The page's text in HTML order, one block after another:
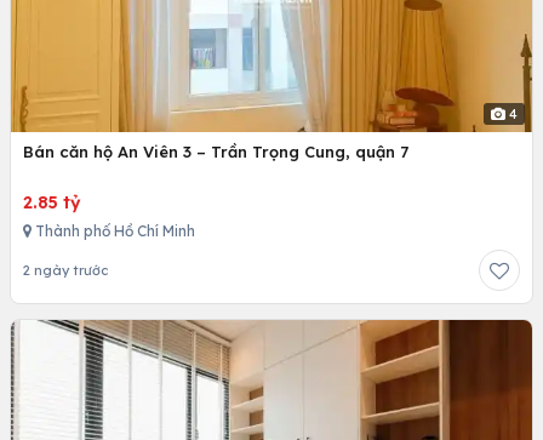
4
Bán căn hộ An Viên 3 – Trần Trọng Cung, quận 7
2.85 tỷ
Thành phố Hồ Chí Minh
2 ngày trước